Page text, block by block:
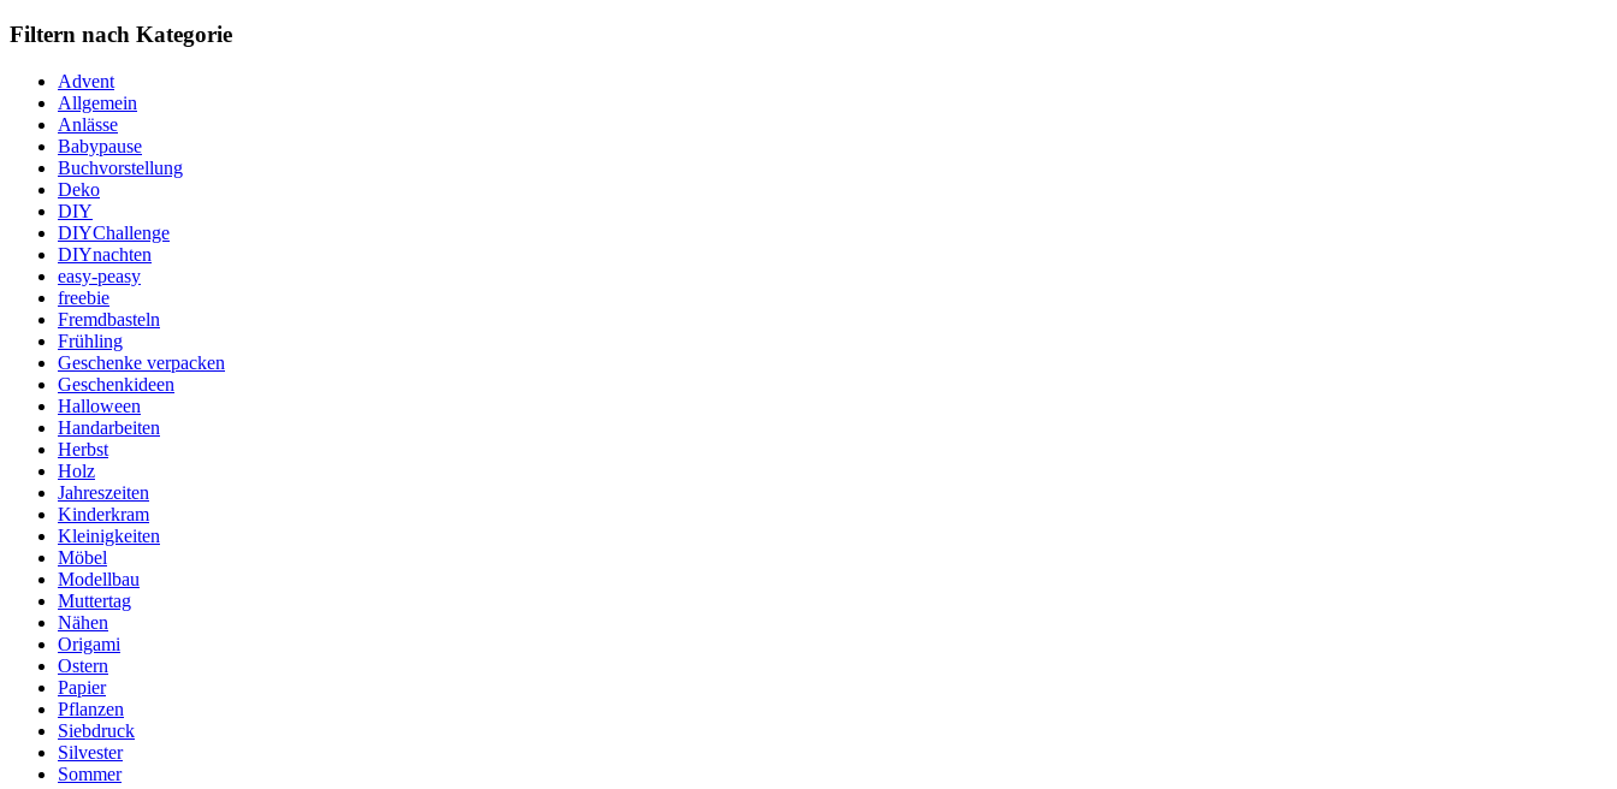
Filtern nach Kategorie
Advent
Allgemein
Anlässe
Babypause
Buchvorstellung
Deko
DIY
DIYChallenge
DIYnachten
easy-peasy
freebie
Fremdbasteln
Frühling
Geschenke verpacken
Geschenkideen
Halloween
Handarbeiten
Herbst
Holz
Jahreszeiten
Kinderkram
Kleinigkeiten
Möbel
Modellbau
Muttertag
Nähen
Origami
Ostern
Papier
Pflanzen
Siebdruck
Silvester
Sommer